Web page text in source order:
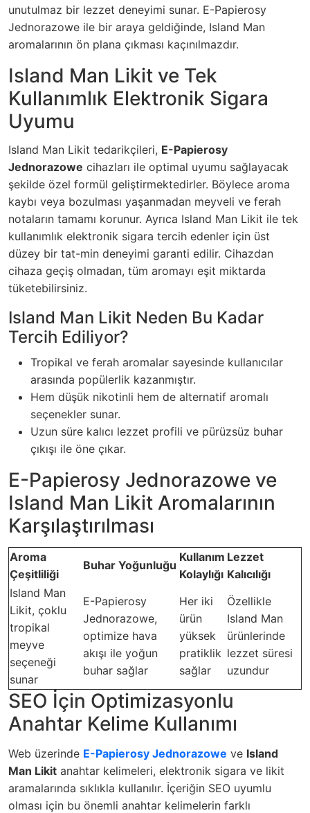
unutulmaz bir lezzet deneyimi sunar. E-Papierosy
Jednorazowe ile bir araya geldiğinde, Island Man
aromalarının ön plana çıkması kaçınılmazdır.
Island Man Likit ve Tek
Kullanımlık Elektronik Sigara
Uyumu
Island Man Likit tedarikçileri, E-Papierosy
Jednorazowe cihazları ile optimal uyumu sağlayacak
şekilde özel formül geliştirmektedirler. Böylece aroma
kaybı veya bozulması yaşanmadan meyveli ve ferah
notaların tamamı korunur. Ayrıca Island Man Likit ile tek
kullanımlık elektronik sigara tercih edenler için üst
düzey bir tat-min deneyimi garanti edilir. Cihazdan
cihaza geçiş olmadan, tüm aromayı eşit miktarda
tüketebilirsiniz.
Island Man Likit Neden Bu Kadar
Tercih Ediliyor?
Tropikal ve ferah aromalar sayesinde kullanıcılar
arasında popülerlik kazanmıştır.
Hem düşük nikotinli hem de alternatif aromalı
seçenekler sunar.
Uzun süre kalıcı lezzet profili ve pürüzsüz buhar
çıkışı ile öne çıkar.
E-Papierosy Jednorazowe ve
Island Man Likit Aromalarının
Karşılaştırılması
Aroma
Çeşitliliği
Buhar Yoğunluğu
Kullanım
Kolaylığı
Lezzet
Kalıcılığı
Island Man
Likit, çoklu
tropikal
meyve
seçeneği
sunar
E-Papierosy
Jednorazowe,
optimize hava
akışı ile yoğun
buhar sağlar
Her iki
ürün
yüksek
pratiklik
sağlar
Özellikle
Island Man
ürünlerinde
lezzet süresi
uzundur
SEO İçin Optimizasyonlu
Anahtar Kelime Kullanımı
Web üzerinde E-Papierosy Jednorazowe ve Island
Man Likit anahtar kelimeleri, elektronik sigara ve likit
aramalarında sıklıkla kullanılır. İçeriğin SEO uyumlu
olması için bu önemli anahtar kelimelerin farklı